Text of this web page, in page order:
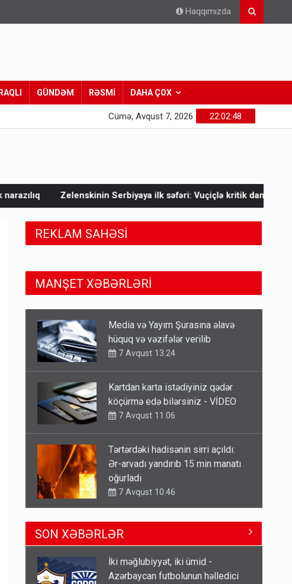
Haqqımızda
GÜNDƏM RƏSMİ DAHA ÇOX
22:02:50
Cümə, Avqust 7, 2026
Serbiyaya ilk səfəri: Vuçiçlə kritik danışıqlar Mask Ukraynaya
REKLAM SAHƏSİ
MANŞET XƏBƏRLƏRİ
Kartdan karta istədiyiniz qədər
köçürmə edə bilərsiniz - VİDEO
7 Avqust 11:06
Tərtərdəki hadisənin sirri açıldı:
Ər-arvadı yandırıb 15 min manatı
oğurladı
Əhaliyə hava ilə bağlı VACİB
XƏBƏRDARLIQ - Saat 11:00-dan…
7 Avqust 09:15
Gedişi var, dönüşü yox: Bakı-
Tbilisi-Bakı qatarına bilet
7 Avqust 23:17
SON XƏBƏRLƏR
İki məğlubiyyət, iki ümid -
Azərbaycan futbolunun həlledici